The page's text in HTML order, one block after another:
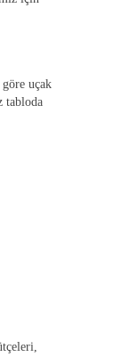
uçak
tabloda